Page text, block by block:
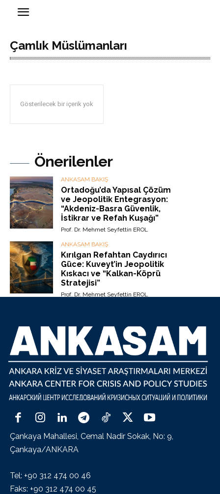
Çamlık Müslümanları
Gösterilecek bir içerik yok
Önerilenler
ANKASAM BAKIŞ
Ortadoğu’da Yapısal Çözüm
ve Jeopolitik Entegrasyon:
“Akdeniz-Basra Güvenlik,
İstikrar ve Refah Kuşağı”
Prof. Dr. Mehmet Seyfettin EROL
ANKASAM BAKIŞ
Kırılgan Refahtan Caydırıcı
Güce: Kuveyt’in Jeopolitik
Kıskacı ve “Kalkan-Köprü
Stratejisi”
Prof. Dr. Mehmet Seyfettin EROL
Çankaya Mahallesi, Cemal Nadir Sokak, No: 9,
Çankaya/ANKARA
Tel: +90 312 474 00 46
Faks: +90 312 474 00 45